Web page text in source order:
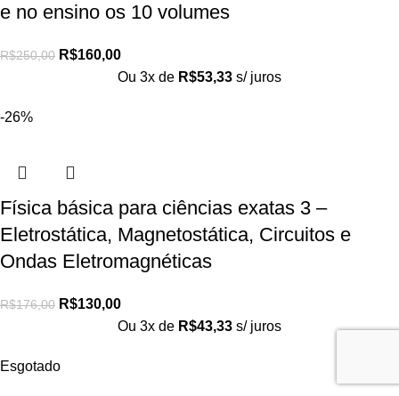
e no ensino os 10 volumes
R$250,00 R$160,00
Ou 3x de R$53,33 s/ juros
-26%
Física básica para ciências exatas 3 –
Eletrostática, Magnetostática, Circuitos e
Ondas Eletromagnéticas
R$176,00 R$130,00
Ou 3x de R$43,33 s/ juros
Esgotado